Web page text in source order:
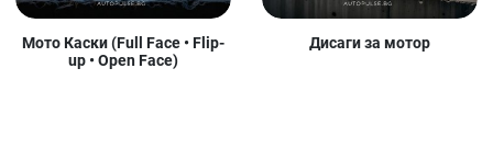
Мото Каски (Full Face • Flip-
up • Open Face)
Дисаги за мотор